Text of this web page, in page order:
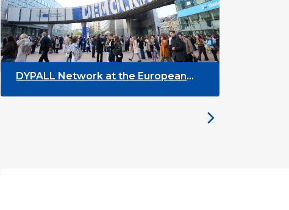
DYPALL Network at the European
Youth Week 2026